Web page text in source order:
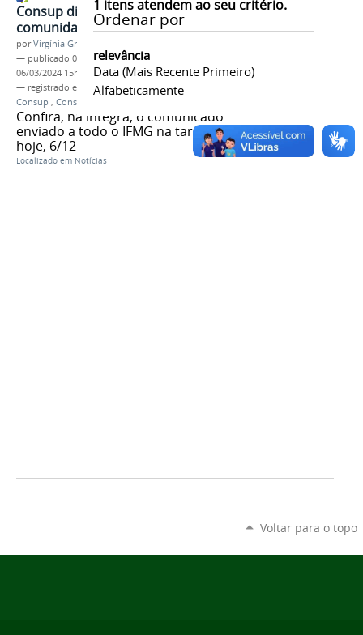
1 itens atendem ao seu critério.
Ordenar por
relevância
Data (mais Recente Primeiro)
Alfabeticamente
Consup divulga mensagem à
comunidade acadêmica
porVirgínia Graziela Fonseca Barbosa
— publicado 06/12/2023—última modificação
06/03/2024 15h28
— registrado em:
Comissão Especial Eleitoral
Consup , Conselho Superior
Confira, na íntegra, o comunicado
enviado a todo o IFMG na tarde de
hoje, 6/12
Localizado em Notícias
Voltar para o topo